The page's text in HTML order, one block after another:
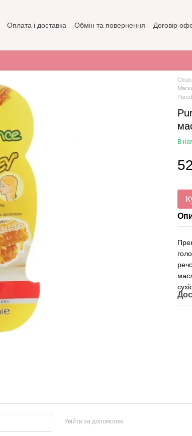
Оплата і доставка Обмін та повернення
Договір
В
Увійти за допомогою